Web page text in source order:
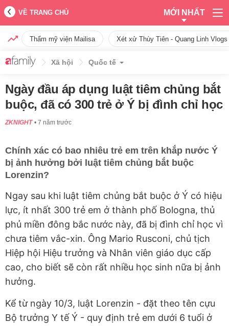
VỀ TRANG CHỦ MỚI NHẤT
Thẩm mỹ viện Mailisa Xét xử Thùy Tiên - Quang Linh
Xã hội Quốc tế
Ngày đầu áp dụng luật tiêm chủng bắt
buộc, đã có 300 trẻ ở Ý bị đình chỉ học
ZKNIGHT 7 năm trước
Chính xác có bao nhiêu trẻ em trên khắp nước Ý
bị ảnh hưởng bởi luật tiêm chủng bắt buộc
Lorenzin?
Ngay sau khi luật tiêm chủng bắt buộc ở Ý có hiệu
lực, ít nhất 300 trẻ em ở thành phố Bologna, thủ
phủ miền đông bắc nước này, đã bị đình chỉ học vì
chưa tiêm vắc-xin. Ông Mario Rusconi, chủ tịch
Hiệp hội Hiệu trưởng và Nhân viên giáo dục cấp
cao, cho biết sẽ còn rất nhiều học sinh nữa bị ảnh
hưởng.
Kể từ ngày 10/3, luật Lorenzin - đặt theo tên cựu
Bộ trưởng Y tế Ý - quy định trẻ em dưới 6 tuổi ở